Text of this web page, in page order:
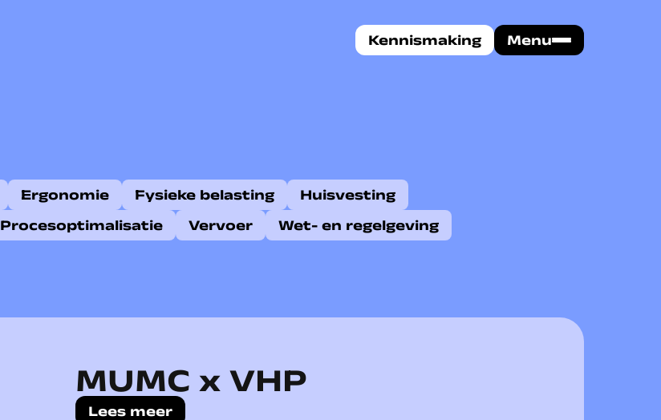
Kennismaking Menu
Ergonomie Fysieke belasting
Huisvesting
Procesoptimalisatie Vervoer Wet- en regelgeving
MUMC x VHP
Lees meer